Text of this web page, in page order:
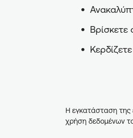
Βρίσκετε
Η εγκατάσταση της
χρήση δεδομένων